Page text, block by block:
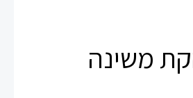
משינה